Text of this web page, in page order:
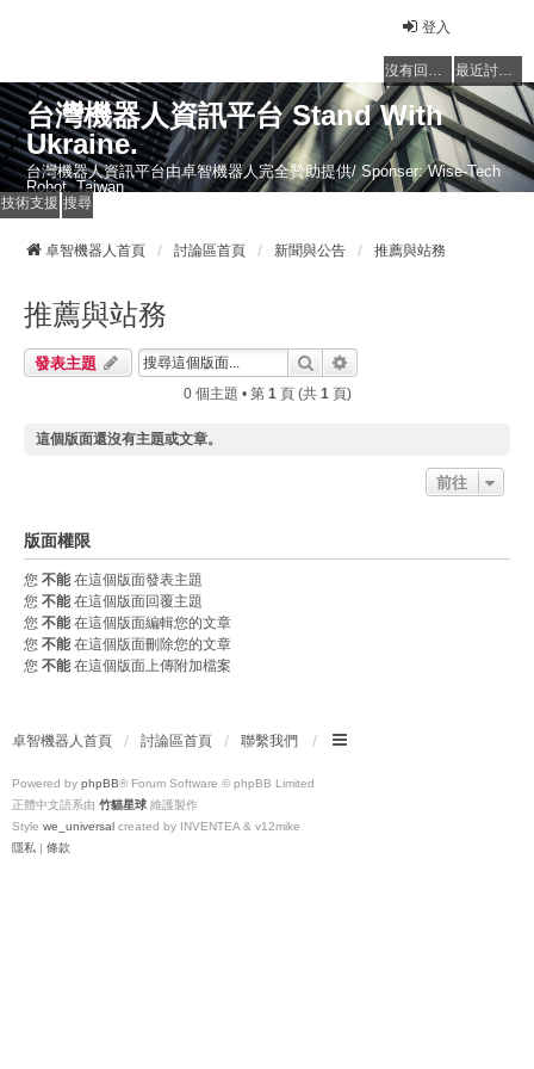
登入
沒有回覆的主題 最近討論的主題
台灣機器人資訊平台 Stand With
Ukraine.
台灣機器人資訊平台由卓智機器人完全贊助提供/ Sponser: Wise-Tech
Robot, Taiwan
技術支援 搜尋
卓智機器人首頁 討論區首頁 新聞與公告 推薦與站務
推薦與站務
發表主題 搜尋
0 個主題 • 第 1頁 (共 1頁)
這個版面還沒有主題或文章。
前往
版面權限
您 不能在這個版面發表主題
您 不能在這個版面回覆主題
您 不能在這個版面編輯您的文章
您 不能在這個版面刪除您的文章
您 不能在這個版面上傳附加檔案
卓智機器人首頁 討論區首頁 聯繫我們
Powered by phpBB® Forum Software © phpBB Limited
正體中文語系由 竹貓星球 維護製作
Style we_universal created by INVENTEA & v12mike
隱私 | 條款